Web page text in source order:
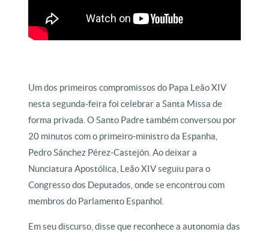
Um dos primeiros compromissos do Papa Leão XIV
nesta segunda-feira foi celebrar a Santa Missa de
forma privada. O Santo Padre também conversou por
20 minutos com o primeiro-ministro da Espanha,
Pedro Sánchez Pérez-Castejón. Ao deixar a
Nunciatura Apostólica, Leão XIV seguiu para o
Congresso dos Deputados, onde se encontrou com
membros do Parlamento Espanhol.
Em seu discurso, disse que reconhece a autonomia das